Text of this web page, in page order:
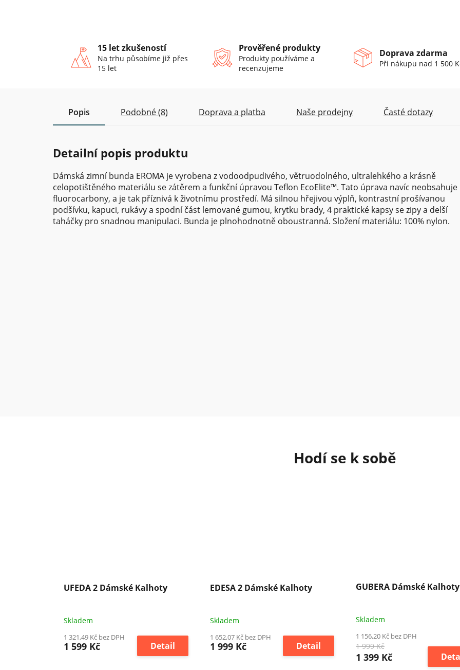
15 let zkušeností
Na trhu působíme již přes
15 let
Prověřené produkty
Produkty používáme a
recenzujeme
Doprava zdarma
Při nákupu nad 1 500
UFEDA 2 Dámské Kalhoty
Skladem
1 321,49 Kč bez DPH
1 599 Kč Detail
EDESA 2 Dámské Kalhoty
Skladem
1 652,07 Kč bez DPH
1 999 Kč Detail
GUBERA Dámské Kalhoty
Skladem
1 156,20 Kč bez DPH
1 999 Kč
1 399 Kč
Popis Podobné (8) Doprava a platba Naše prodejny Časté dotazy
Detailní popis produktu
Dámská zimní bunda EROMA je vyrobena z vodoodpudivého, větruodolného, ultralehkého a krásně
celopotištěného materiálu se zátěrem a funkční úpravou Teflon EcoElite™. Tato úprava navíc neobsahuje
fluorocarbony, a je tak příznivá k životnímu prostředí. Má silnou hřejivou výplň, kontrastní prošívanou
podšívku, kapuci, rukávy a spodní část lemované gumou, krytku brady, 4 praktické kapsy se zipy a delší
taháčky pro snadnou manipulaci. Bunda je plnohodnotně oboustranná. Složení materiálu: 100% nylon.